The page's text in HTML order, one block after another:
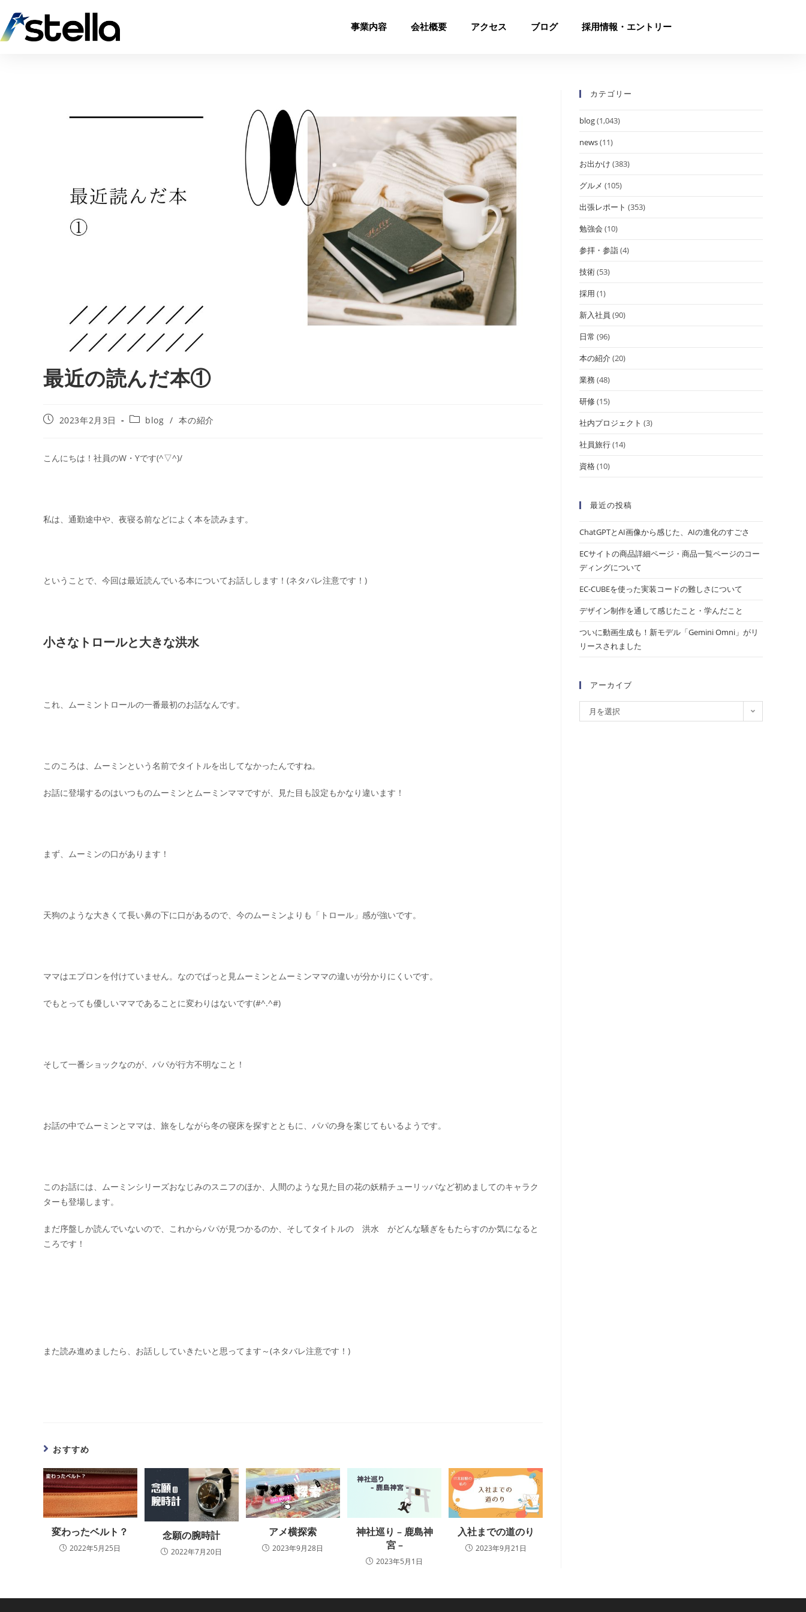
事業内容 会社概要 アクセス ブログ 採用情報・エントリー
最近の読んだ本①
2023年2月3日 blog / 本の紹介
こんにちは！社員のW・Yです(^▽^)/
私は、通勤途中や、夜寝る前などによく本を読みます。
ということで、今回は最近読んでいる本についてお話しします！(ネタバレ注意です！)
小さなトロールと大きな洪水
これ、ムーミントロールの一番最初のお話なんです。
このころは、ムーミンという名前でタイトルを出してなかったんですね。
お話に登場するのはいつものムーミンとムーミンママですが、見た目も設定もかなり違います！
まず、ムーミンの口があります！
天狗のような大きくて長い鼻の下に口があるので、今のムーミンよりも「トロール」感が強いです。
ママはエプロンを付けていません。なのでぱっと見ムーミンとムーミンママの違いが分かりにくいです。
でもとっても優しいママであることに変わりはないです(#^.^#)
そして一番ショックなのが、パパが行方不明なこと！
お話の中でムーミンとママは、旅をしながら冬の寝床を探すとともに、パパの身を案じてもいるようです。
このお話には、ムーミンシリーズおなじみのスニフのほか、人間のような見た目の花の妖精チューリッパなど初めましてのキャラク
ターも登場します。
まだ序盤しか読んでいないので、これからパパが見つかるのか、そしてタイトルの 洪水 がどんな騒ぎをもたらすのか気になると
ころです！
また読み進めましたら、お話ししていきたいと思ってます～(ネタバレ注意です！)
おすすめ
変わったベルト？
2022年5月25日
念願の腕時計
2022年7月20日
アメ横探索
2023年9月28日
神社巡り – 鹿島神
宮 –
2023年5月1日
入社までの道のり
2023年9月21日
カテゴリー
blog(1,043)
news(11)
お出かけ (383)
グルメ (105)
出張レポート (353)
勉強会 (10)
参拝・参詣(4)
技術(53)
採用 (1)
新入社員 (90)
日常 (96)
本の紹介(20)
業務(48)
研修(15)
社内プロジェクト (3)
社員旅行(14)
資格(10)
最近の投稿
ChatGPTとAI画像から感じた、AIの進化のすごさ
ECサイトの商品詳細ページ・商品一覧ページのコー
ディングについて
EC-CUBEを使った実装コードの難しさについて
デザイン制作を通して感じたこと・学んだこと
ついに動画生成も！新モデル「Gemini Omni」がリ
リースされました
アーカイブ
月を選択